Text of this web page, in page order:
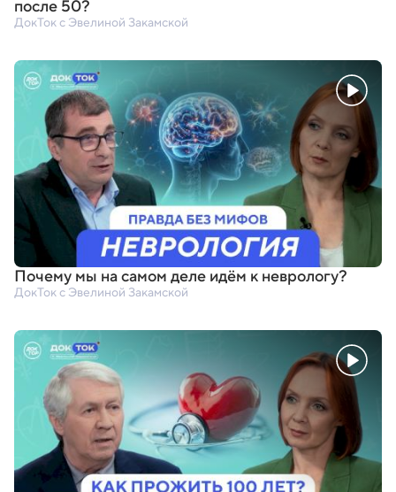
после 50?
ДокТок с Эвелиной Закамской
Почему мы на самом деле идём к неврологу?
ДокТок с Эвелиной Закамской